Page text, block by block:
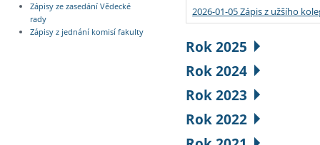
Zápisy ze zasedání Vědecké
rady
Zápisy z jednání komisí fakulty
2026-01-05 Zápis z užšího
Rok 2025
Rok 2024
Rok 2023
Rok 2022